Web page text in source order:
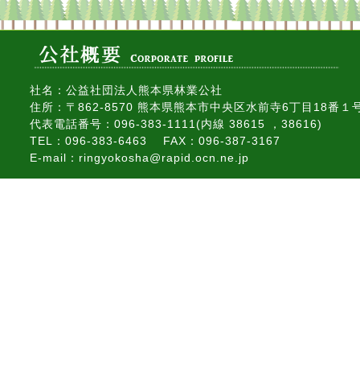
社名：公益社団法人熊本県林業公社
住所：〒862-8570 熊本県熊本市中央区水前寺6丁目18番１
代表電話番号：096-383-1111(内線 38615 ，38616)
TEL：096-383-6463 FAX：096-387-3167
E-mail：ringyokosha@rapid.ocn.ne.jp